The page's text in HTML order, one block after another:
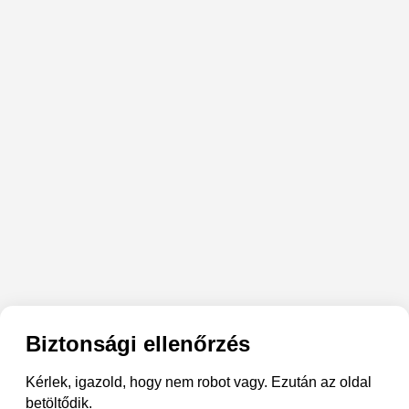
Biztonsági ellenőrzés
Kérlek, igazold, hogy nem robot vagy. Ezután az oldal
betöltődik.